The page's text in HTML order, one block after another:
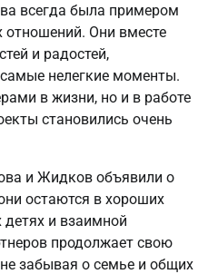
всегда была примером
отношений. Они вместе
и радостей,
нелегкие моменты.
в жизни, но и в работе
становились очень
и Жидков объявили о
остаются в хороших
и взаимной
продолжает свою
забывая о семье и общих